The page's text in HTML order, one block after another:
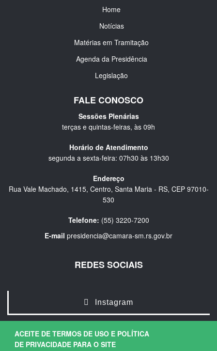
ACEITE DE TERMOS DE USO E POLÍTICA
DE PRIVACIDADE PARA O SITE
Home
Notícias
Matérias em Tramitação
Agenda da Presidência
Legislação
FALE CONOSCO
Sessões Plenárias
terças e quintas-feiras, às 09h
Horário de Atendimento
segunda a sexta-feira: 07h30 às 13h30
Endereço
Rua Vale Machado, 1415, Centro, Santa Maria - RS, CEP 97010-
530
Telefone: (55) 3220-7200
E-mail presidencia@camara-sm.rs.gov.br
REDES SOCIAIS
Instagram